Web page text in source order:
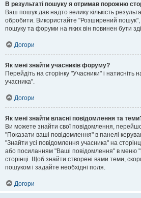
В результаті пошуку я отримав порожню
Ваш пошук дав надто велику кількість
обробити. Використайте "Розширений пошук",
пошуку та форуми на яких він повинен бути
Догори
Як мені знайти учасників форуму?
Перейдіть на сторінку "Учасники" і натисніть
учасника".
Догори
Як мені знайти власні повідомлення та
Ви можете знайти свої повідомлення,
"Показати ваші повідомлення" в панелі
"Знайти усі повідомлення учасника" на
або посиланням "Ваші повідомлення" в меню
сторінці. Щоб знайти створені вами теми,
пошуком і задайте необхідні поля.
Догори